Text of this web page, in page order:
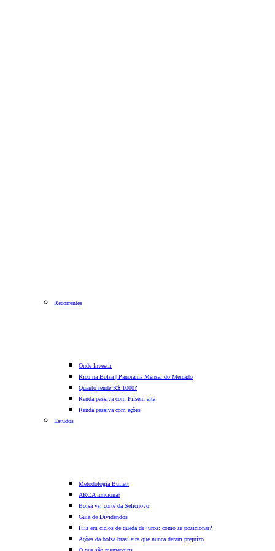
Recorrentes
Onde Investir
Rico na Bolsa | Panorama Mensal do Mercado
Quanto rende R$ 1000?
Renda passiva com Fiisem alta
Renda passiva com ações
Estudos
Metodologia Buffett
ARCA funciona?
Bolsa vs. corte da Selicnovo
Guia de Dividendos
Fiis em ciclos de queda de juros: como se posicionar?
Ações da bolsa brasileira que nunca deram prejuízo